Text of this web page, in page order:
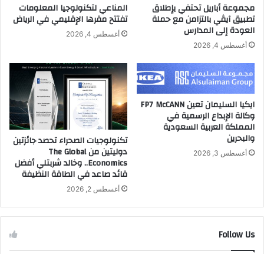
ل
م
ا
ه
ل
س
ة
م
ط
ع
م
"
س
م
ع
ا
مجموعة أباريل تحتفي بإطلاق
تطبيق آيڤي بالتزامن مع حملة
العودة إلى المدارس
أغسطس 4, 2026
المناعي لتكنولوجيا المعلومات
تفتتح مقرها الإقليمي في الرياض
أغسطس 4, 2026
ايكيا السليمان تعين FP7 McCANN
وكالة الإبداع الرسمية في
المملكة العربية السعودية
والبحرين
أغسطس 3, 2026
تكنولوجيات الصحراء تحصد جائزتين
دوليتين من The Global
Economics.. وخالد شربتلي أفضل
قائد صاعد في الطاقة النظيفة
أغسطس 2, 2026
Follow Us